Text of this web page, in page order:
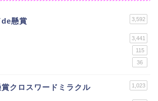
懸賞 3,592
3,441
115
36
クロスワードミラクル 1,023